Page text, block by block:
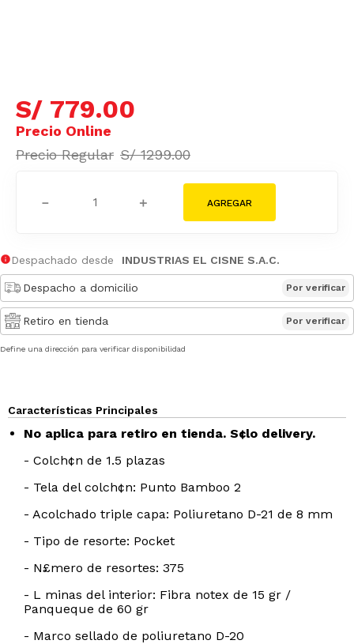
S/ 779.00
S/ 1299.00
＋
－
Despachado desde INDUSTRIAS EL CISNE S.A.C.
Despacho a domicilio Por verificar
Retiro en tienda Por verificar
Define una dirección para verificar disponibilidad
Características Principales
No aplica para retiro en tienda. S¢lo delivery.
- Colch¢n de 1.5 plazas
- Tela del colch¢n: Punto Bamboo 2
- Acolchado triple capa: Poliuretano D-21 de 8 mm
- Tipo de resorte: Pocket
- N£mero de resortes: 375
- L minas del interior: Fibra notex de 15 gr /
Panqueque de 60 gr
- Marco sellado de poliuretano D-20